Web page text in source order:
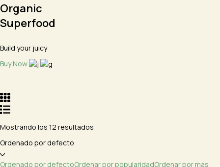
Organic
Superfood
Build your juicy
Buy Now
Mostrando los 12 resultados
Ordenado por defecto
Ordenado por defectoOrdenar por popularidadOrdenar por más